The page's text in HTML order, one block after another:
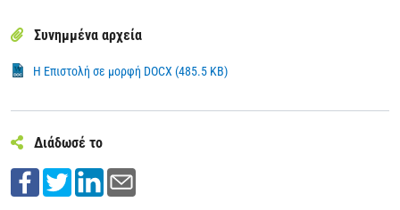
Συνημμένα αρχεία
Η Επιστολή σε μορφή DOCX (485.5 KB)
Διάδωσέ το